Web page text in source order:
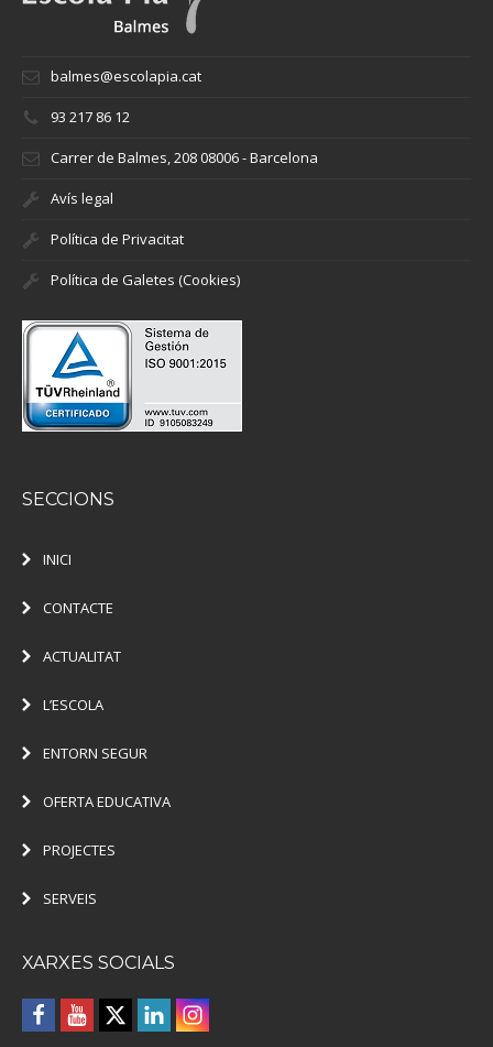
balmes@escolapia.cat
93 217 86 12
Carrer de Balmes, 208 08006 - Barcelona
Avís legal
Política de Privacitat
Política de Galetes (Cookies)
SECCIONS
INICI
CONTACTE
ACTUALITAT
L’ESCOLA
ENTORN SEGUR
OFERTA EDUCATIVA
PROJECTES
SERVEIS
XARXES SOCIALS